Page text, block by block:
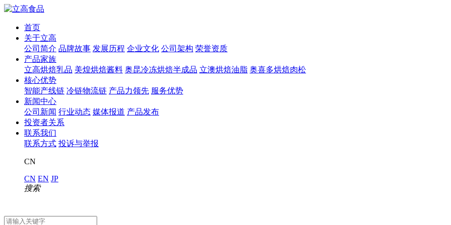
首页
关于立高
公司简介 品牌故事 发展历程 企业文化 公司架构 荣誉资质
产品家族
立高烘焙乳品 美煌烘焙酱料 奥昆冷冻烘焙半成品 立澳烘焙油脂 奥喜多烘焙肉松
核心优势
智能产线链 冷链物流链 产品力领先 服务优势
新闻中心
公司新闻 行业动态 媒体报道 产品发布
投资者关系
联系我们
联系方式 投诉与举报
CN
CN EN JP
搜索